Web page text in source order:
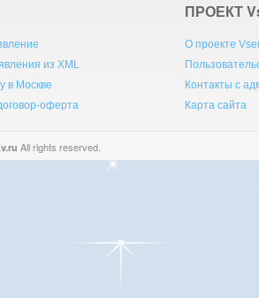
из XML
в Москве
оферта
ПРОЕКТ V
О проекте
Контакты с
Карта сайта
All rights reserved.